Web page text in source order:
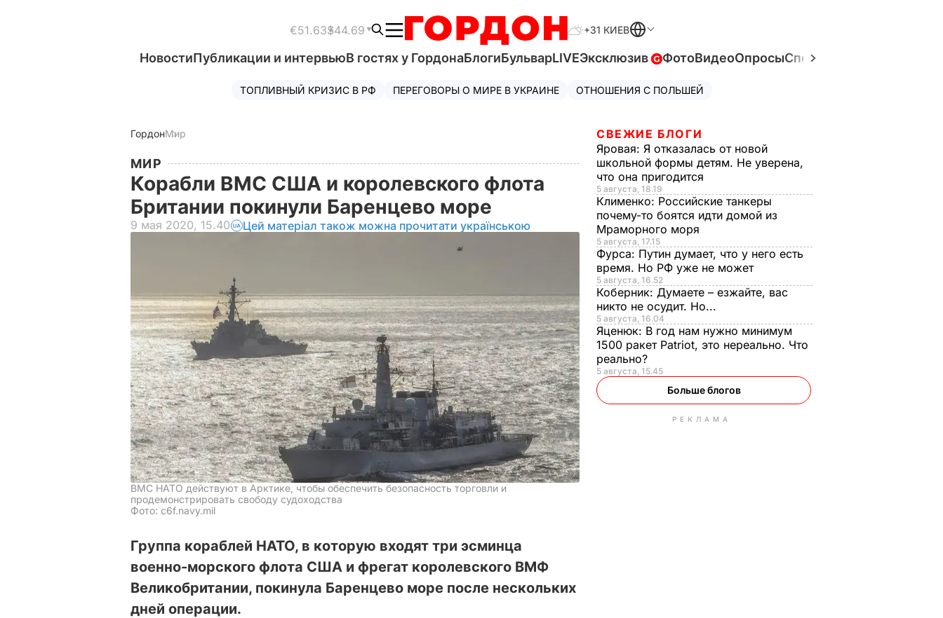
€51.63$44.69 +31 КИЕВ
НовостиПубликации и интервьюВ гостях у ГордонаБлогиБульварLIVEЭксклюзив ФотоВидеоОпросыСпецпроекты
ТОПЛИВНЫЙ КРИЗИС В РФ ПЕРЕГОВОРЫ О МИРЕ В УКРАИНЕ ОТНОШЕНИЯ С ПОЛЬШЕЙ
ГордонМир
МИР
Корабли ВМС США и королевского флота
Британии покинули Баренцево море
9 мая 2020, 15.40 Цей матеріал також можна прочитати українською
ВМС НАТО действуют в Арктике, чтобы обеспечить безопасность торговли и
продемонстрировать свободу судоходства
Фото: c6f.navy.mil
Группа кораблей НАТО, в которую входят три эсминца
военно-морского флота США и фрегат королевского ВМФ
Великобритании, покинула Баренцево море после нескольких
дней операции.
СВЕЖИЕ БЛОГИ
Яровая: Я отказалась от новой
школьной формы детям. Не уверена,
что она пригодится
5 августа, 18.19
Клименко: Российские танкеры
почему-то боятся идти домой из
Мраморного моря
5 августа, 17.15
Фурса: Путин думает, что у него есть
время. Но РФ уже не может
5 августа, 16.52
Коберник: Думаете – езжайте, вас
никто не осудит. Но...
5 августа, 16.04
Яценюк: В год нам нужно минимум
1500 ракет Patriot, это нереально. Что
реально?
5 августа, 15.45
Больше блогов
РЕКЛАМА